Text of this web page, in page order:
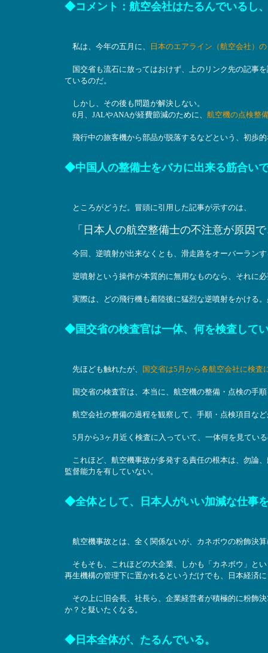
◆コメント：航空会社はたるんでいるし
私は、今年の五月に、 日本のエアライン（航空会社）
国交省も流石に放ってはおけず、上のリンク先の記事
ているのだ。
しかし、その後も問題が解決しない。
6月、JALやANAが経費節減のために、 航空機の点検整
飛行中の旅客機から部品が脱落するなどという、初歩
◆中国人の整備士をバカに出来る筋合い
ところがどうだ。冒頭に引用した記事が示すのは、
「日本人の航空整備士の不注意が原因
今回、逆噴射が出来なくとも、滑走路をオーバーラン
逆噴射という操作が本質的に無用なものなら、それに
実際は、どの飛行機も着陸後に猛烈な逆噴射をかける
◆国交省の検査官は一体、何を検査して
先ほども触れたが、 国交省は5月から各航空会社に検査
国交省の検査官は、本当に、航空機の整備・点検の手
航空会社の整備の過程を観察して、手順・点検項目な
5月から3ヶ月近く検査に入っていて、一体何を見てい
これほど、航空機事故が多発する責任の根本は、勿論
監督能力を有していない。
◆全体として、日本人がいい加減な仕事
航空機事故とは、全く関係ないが、カネボウの粉飾決
そもそも、これほどの大企業、しかも「カネボウ」と
再生機構の管理下に置かれるというだけでも、日本経済
その上に旧会長、社長ら、企業経営者が積極的に粉飾
か？と疑いたくなる。
◆日本全体が、たるんでいる。